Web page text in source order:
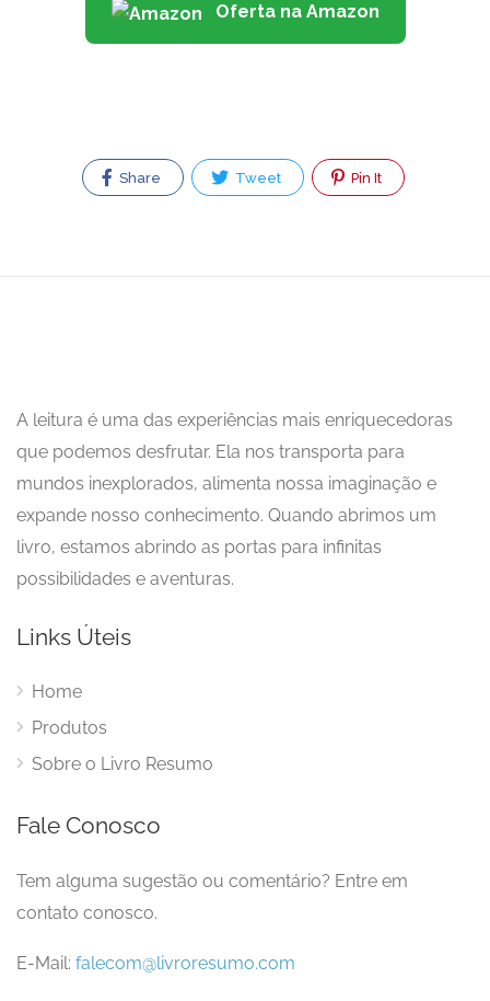
Oferta na Amazon
Share Tweet Pin It
A leitura é uma das experiências mais enriquecedoras
que podemos desfrutar. Ela nos transporta para
mundos inexplorados, alimenta nossa imaginação e
expande nosso conhecimento. Quando abrimos um
livro, estamos abrindo as portas para infinitas
possibilidades e aventuras.
Links Úteis
Home
Produtos
Sobre o Livro Resumo
Fale Conosco
Tem alguma sugestão ou comentário? Entre em
contato conosco.
E-Mail: falecom@livroresumo.com